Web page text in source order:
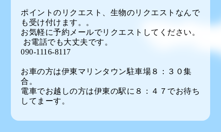
ポイントのリクエスト、生物のリクエストなんで
も受け付けます。。
お気軽に予約メールでリクエストしてください。
お電話でも大丈夫です。
090-1116-8117
お車の方は伊東マリンタウン駐車場８：３０集
合。
電車でお越しの方は伊東の駅に８：４７でお待ち
してまーす。